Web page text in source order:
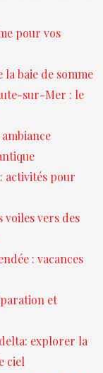
pour vos
baie de somme
sur-Mer : le
activités pour
voiles vers des
: vacances
et
explorer la
ciel